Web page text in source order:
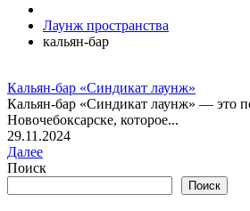
Лаунж пространства
кальян-бар
Кальян-бар «Синдикат лаунж»
Кальян-бар «Синдикат лаунж» — это
Новочебоксарске, которое...
29.11.2024
Далее
Поиск
Поиск